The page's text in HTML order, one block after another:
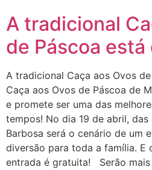
A tradicional
de Páscoa está
A tradicional Caça aos Ovos
Caça aos Ovos de Páscoa de
e promete ser uma das
tempos! No dia 19 de abril, das
Barbosa será o cenário de um
diversão para toda a família. E
entrada é gratuita! Serão mais